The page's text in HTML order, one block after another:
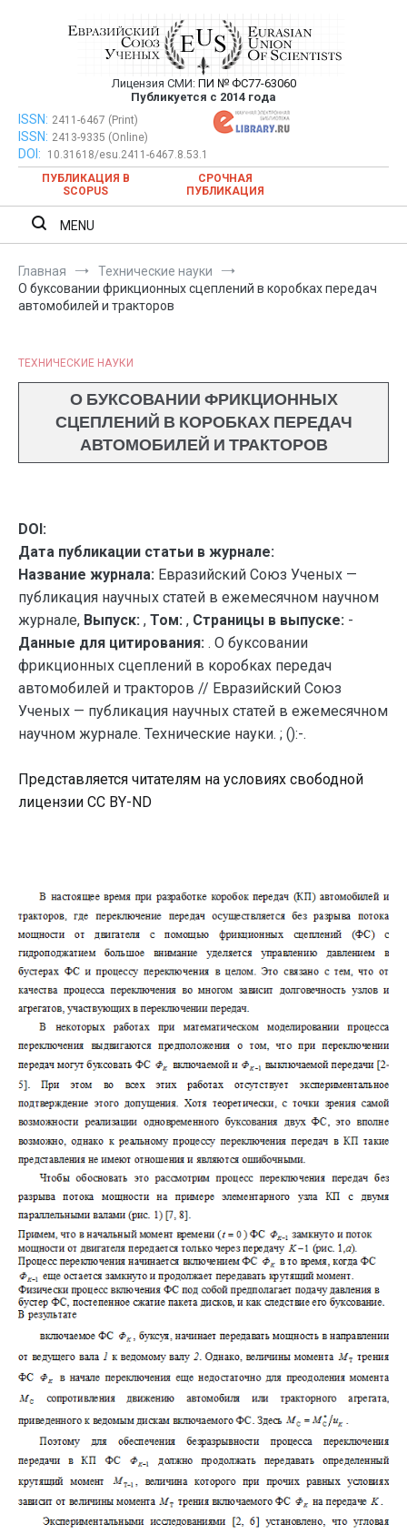
Евразийский Союз Ученых —
публикация научных статей в
ежемесячном научном журнале
Лицензия СМИ: ПИ № ФС77-63060
Публикуется с 2014 года
Евразийский Союз Ученых — публикация научных статей в
ежемесячном научном журнале
ISSN: 2411-6467 (Print)
ISSN: 2413-9335 (Online)
DOI:
10.31618/esu.2411-6467.8.53.1
ПУБЛИКАЦИЯ В
SCOPUS
СРОЧНАЯ
ПУБЛИКАЦИЯ
MENU
Главная
Технические науки
О буксовании фрикционных сцеплений в коробках передач
автомобилей и тракторов
ТЕХНИЧЕСКИЕ НАУКИ
О БУКСОВАНИИ ФРИКЦИОННЫХ
СЦЕПЛЕНИЙ В КОРОБКАХ ПЕРЕДАЧ
АВТОМОБИЛЕЙ И ТРАКТОРОВ
DOI:
Дата публикации статьи в журнале:
Название журнала: Евразийский Союз Ученых —
публикация научных статей в ежемесячном научном
журнале, Выпуск: , Том: , Страницы в выпуске: -
Данные для цитирования: . О буксовании
фрикционных сцеплений в коробках передач
автомобилей и тракторов // Евразийский Союз
Ученых — публикация научных статей в ежемесячном
научном журнале. Технические науки. ; ():-.
Представляется читателям на условиях свободной
лицензии CC BY-ND